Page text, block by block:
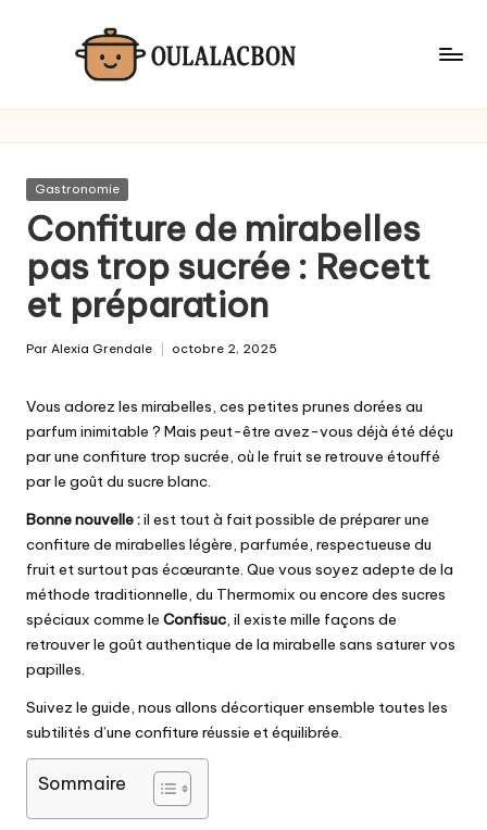
Posted
Gastronomie
Confiture de mirabelles
pas trop sucrée : Recett
et préparation
Par Alexia Grendale octobre 2, 2025
Vous adorez les mirabelles, ces petites prunes dorées au
parfum inimitable ? Mais peut-être avez-vous déjà été déçu
par une confiture trop sucrée, où le fruit se retrouve étouffé
par le goût du sucre blanc.
Bonne nouvelle :il est tout à fait possible de préparer une
confiture de mirabelles légère, parfumée, respectueuse du
fruit et surtout pas écœurante. Que vous soyez adepte de la
méthode traditionnelle, du Thermomix ou encore des sucres
spéciaux comme le Confisuc, il existe mille façons de
retrouver le goût authentique de la mirabelle sans saturer vos
papilles.
Suivez le guide, nous allons décortiquer ensemble toutes les
subtilités d’une confiture réussie et équilibrée.
Sommaire